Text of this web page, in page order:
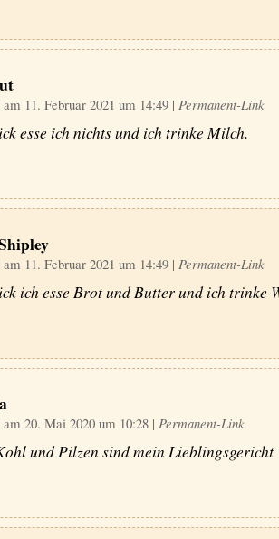
11. Februar 2021 um 14:49 | Permanent-Link
esse ich nichts und ich trinke Milch.
11. Februar 2021 um 14:49 | Permanent-Link
ich esse Brot und Butter und ich trinke
20. Mai 2020 um 10:28 | Permanent-Link
und Pilzen sind mein Lieblingsgericht